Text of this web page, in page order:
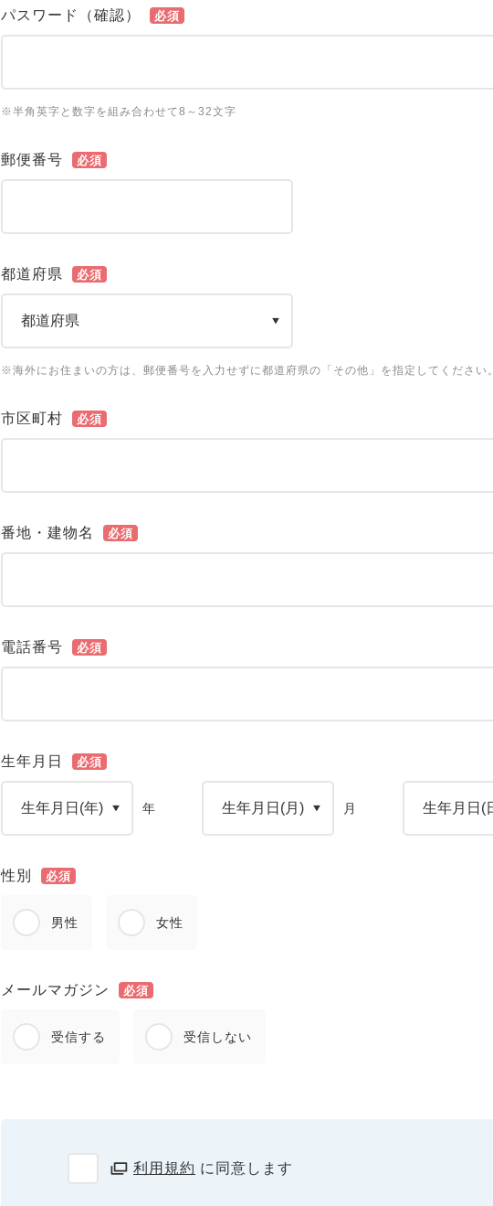
パスワード（確認） 必須
※半角英字と数字を組み合わせて8～32文字
郵便番号 必須
都道府県 必須
※海外にお住まいの方は、郵便番号を入力せずに都道府県の「その他」を指定してください
市区町村 必須
番地・建物名 必須
電話番号 必須
生年月日 必須
年 月
性別 必須
男性 女性
メールマガジン 必須
受信する 受信しない
利用規約 に同意します